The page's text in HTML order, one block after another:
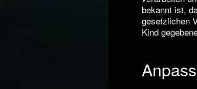
bekannt ist,
gesetzlichen
Kind